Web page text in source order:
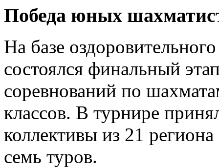
Победа юных
На базе
состоялся финальный
соревнований по
классов. В турнире
коллективы из 21
семь туров.